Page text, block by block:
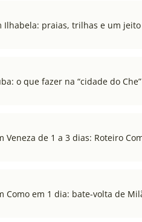
Ilhabela: praias, trilhas e um
o que fazer na “cidade do Che”
Veneza de 1 a 3 dias: Roteiro
Como em 1 dia: bate-volta de